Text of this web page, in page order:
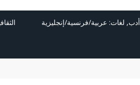
أدب, لغات: عربية/فرنسية/إنجليزية
of islam